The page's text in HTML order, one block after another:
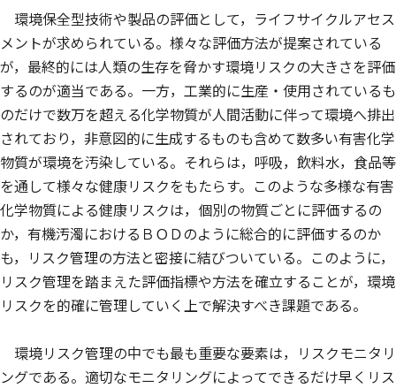
環境保全型技術や製品の評価として，ライフサイクルアセス
メントが求められている。様々な評価方法が提案されている
が，最終的には人類の生存を脅かす環境リスクの大きさを評価
するのが適当である。一方，工業的に生産・使用されているも
のだけで数万を超える化学物質が人間活動に伴って環境へ排出
されており，非意図的に生成するものも含めて数多い有害化学
物質が環境を汚染している。それらは，呼吸，飲料水，食品等
を通して様々な健康リスクをもたらす。このような多様な有害
化学物質による健康リスクは，個別の物質ごとに評価するの
か，有機汚濁におけるＢＯＤのように総合的に評価するのか
も，リスク管理の方法と密接に結びついている。このように，
リスク管理を踏まえた評価指標や方法を確立することが，環境
リスクを的確に管理していく上で解決すべき課題である。
環境リスク管理の中でも最も重要な要素は，リスクモニタリ
ングである。適切なモニタリングによってできるだけ早くリス